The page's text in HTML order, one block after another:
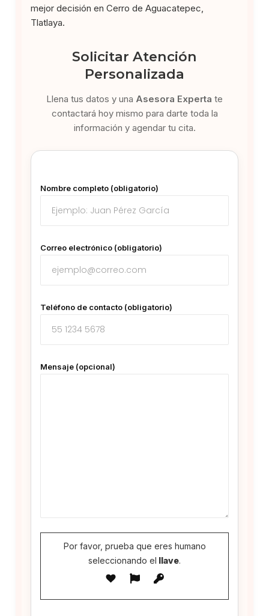
mejor decisión en Cerro de Aguacatepec,
Tlatlaya.
Solicitar Atención
Personalizada
Llena tus datos y una Asesora Experta te
contactará hoy mismo para darte toda la
información y agendar tu cita.
Nombre completo (obligatorio)
Correo electrónico (obligatorio)
Teléfono de contacto (obligatorio)
Mensaje (opcional)
Por favor, prueba que eres humano
seleccionando el llave.